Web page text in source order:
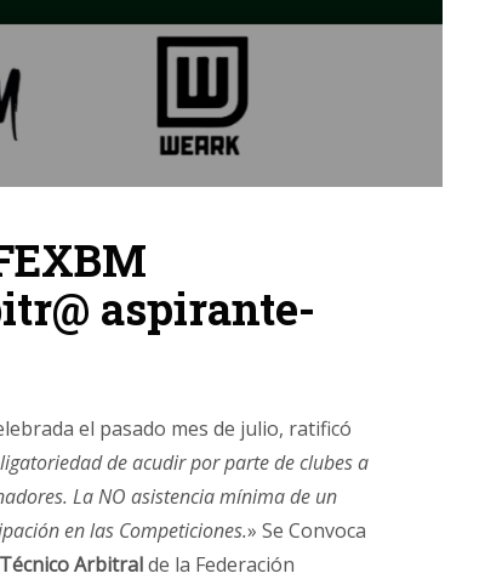
aspirante-
el pasado mes de julio, ratificó
de acudir por parte de clubes a
La NO asistencia mínima de un
en las Competiciones.» Se Convoca
Arbitralde la Federación